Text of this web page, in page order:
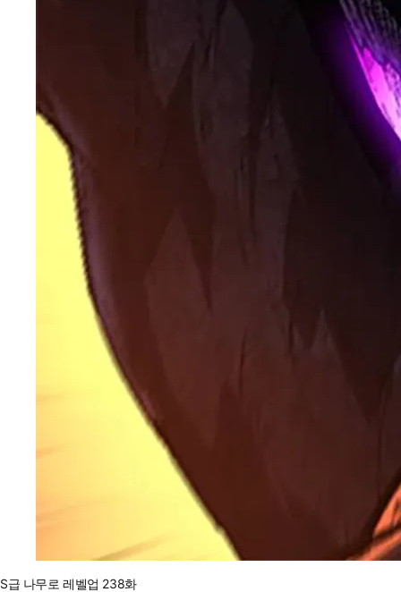
S급 나무로 레벨업 238화